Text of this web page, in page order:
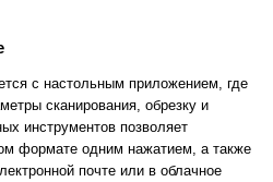
с настольным приложением, где
сканирования, обрезку и
инструментов позволяет
формате одним нажатием, а также
почте или в облачное